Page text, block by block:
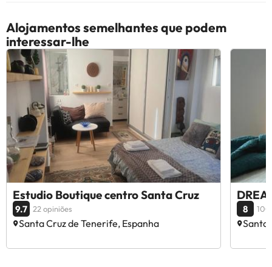
Alojamentos semelhantes que podem
interessar-lhe
Estudio Boutique centro Santa Cruz
9.7 22 opiniões
Santa Cruz de Tenerife, Espanha
8 100
Santa